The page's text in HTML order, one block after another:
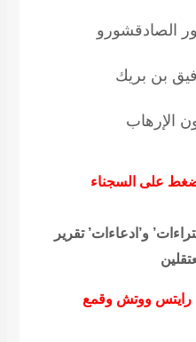
الصادقشورو
بن بريك
الإرهاب
على السجناء
و’ادعاءات’ تقرير
رايتس ووتش وقمع